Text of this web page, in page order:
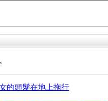
的頭髮在地上拖行